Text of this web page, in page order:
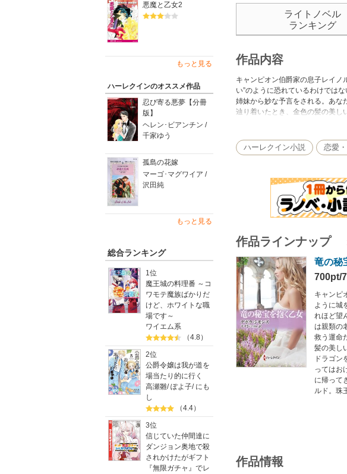
悪魔と乙女2
もっと見る
ハーレクインのオススメ作品
忍び寄る悪夢【分冊
版】
ヘレン･ビアンチン /
千家ゆう
孤島の花嫁
マーゴ･マグワイア /
沢田純
もっと見る
総合ランキング
1位
魔王城の料理番 ～コ
ワモテ魔族ばかりだ
けど、ホワイトな職
場です～
ワイエム系
（4.8）
2位
公爵令嬢は我が道を
場当たり的に行く
高瀬雛/ぽよ子/ にも
し
（4.4）
3位
信じていた仲間達に
ダンジョン奥地で殺
されかけたがギフト
『無限ガチャ』でレ
ライトノベル
ランキング
作品内容
キャンピオン伯爵家の息子レイノ
い”のように恐れているわけでは
姉妹から妙な予言をされる。あな
辿り着いたとき、金色の髪の美し
告げたのだ。そんな話はあるは
ハーレクイン小説 恋愛
作品ラインナップ
竜の秘
700pt/
キャンピ
ように城
れほど望
は親類の
救う運命
髪の美し
ドラゴン
ってはお
に帰って
ルド。珠
作品情報